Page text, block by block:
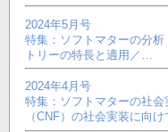
2024年5月号
特集：ソフトマターの分
トリーの特長と適用／…
2024年4月号
特集：ソフトマターの社
（CNF）の社会実装に向